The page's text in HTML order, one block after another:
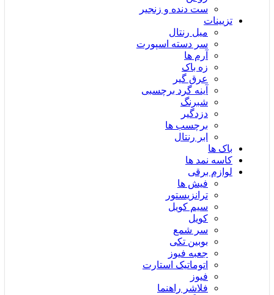
ست دنده و زنجیر
تزیینات
میل رنتال
سر دسته اسپورت
آرم ها
زه باک
عرق گیر
آینه گرد برچسبی
شبرنگ
دزدگیر
برچسب ها
ابر رنتال
باک ها
کاسه نمد ها
لوازم برقی
فیش ها
ترانزیستور
سیم کویل
کویل
سر شمع
بوبین تکی
جعبه فیوز
اتوماتیک استارت
فیوز
فلاشر راهنما